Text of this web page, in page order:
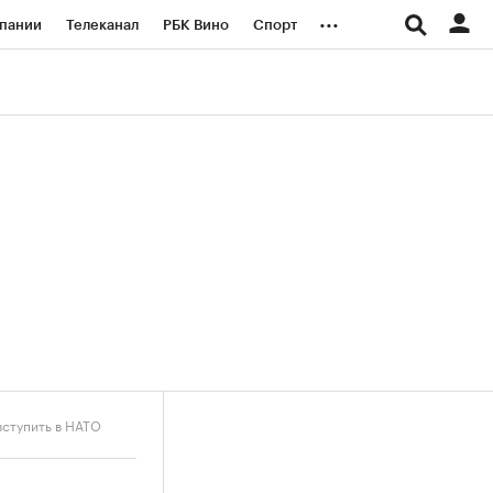
Телеканал РБК Вино Спорт ...
в НАТО